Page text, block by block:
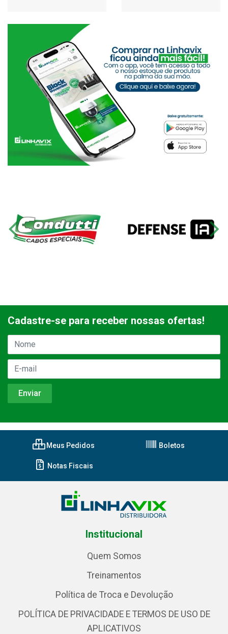
Cadastre-se para receber nossas ofertas!
Meus Pedidos Boletos
Notas Fiscais
Institucional
Quem Somos
Treinamentos
Política de Troca e Devolução
POLÍTICA DE PRIVACIDADE E TERMOS DE USO DE
APLICATIVOS